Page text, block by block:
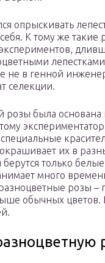
опрыскивать
К тому же такие
не в генной
селекции.
розы была
окрашивает их в
берутся только
много
розы –
обычных